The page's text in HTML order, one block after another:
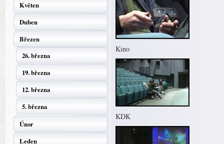
Květen
Duben
Březen
26. března
19. března
12. března
5. března
Únor
Leden
Kino
KDK